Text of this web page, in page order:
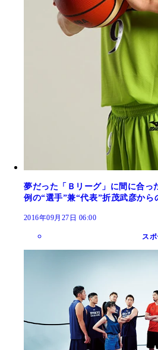
夢だった「Ｂリーグ」に間に合っ
例の“選手”兼“代表”折茂武彦から
2016年09月27日 06:00
ス